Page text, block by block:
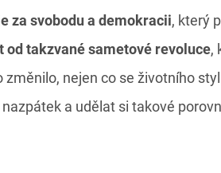
za svobodu a demokracii, který
od takzvané sametové revoluce,
nejen co se životního
a udělat si takové